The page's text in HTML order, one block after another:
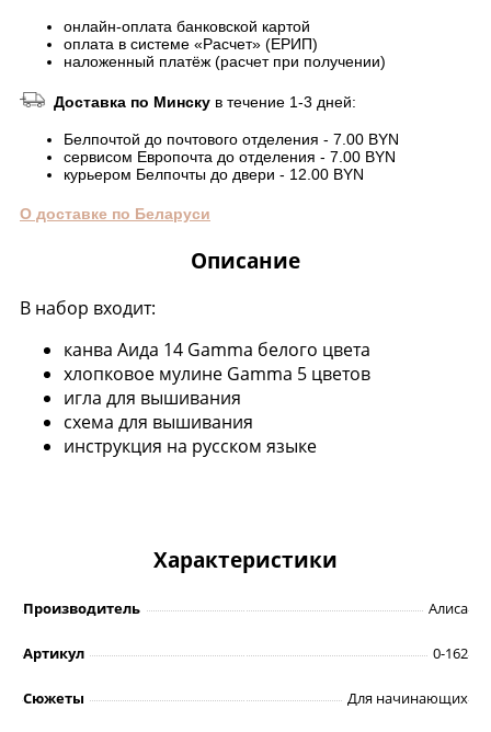
онлайн-оплата банковской картой
оплата в системе «Расчет» (ЕРИП)
наложенный платёж (расчет при получении)
Доставка по Минску в течение 1-3 дней:
Белпочтой до почтового отделения - 7.00 BYN
сервисом Европочта до отделения - 7.00 BYN
курьером Белпочты до двери - 12.00 BYN
О доставке по Беларуси
Описание
В набор входит:
канва Аида 14 Gamma белого цвета
хлопковое мулине Gamma 5 цветов
игла для вышивания
схема для вышивания
инструкция на русском языке
Характеристики
Производитель Алиса
Артикул 0-162
Сюжеты Для начинающих